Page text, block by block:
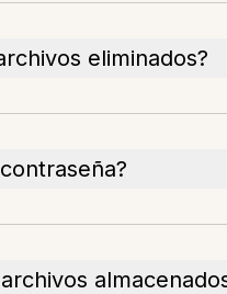
eliminados?